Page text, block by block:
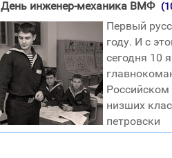
День инженер-механика ВМФ
Первый
году. И с
сегодня 10
низших
петровски